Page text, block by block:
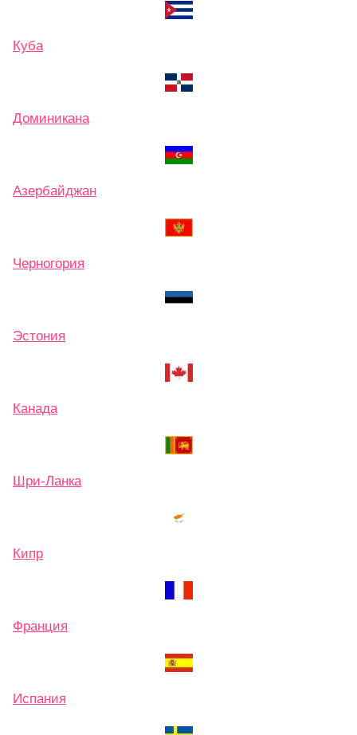
Куба
Доминикана
Азербайджан
Черногория
Эстония
Канада
Шри-Ланка
Кипр
Франция
Испания